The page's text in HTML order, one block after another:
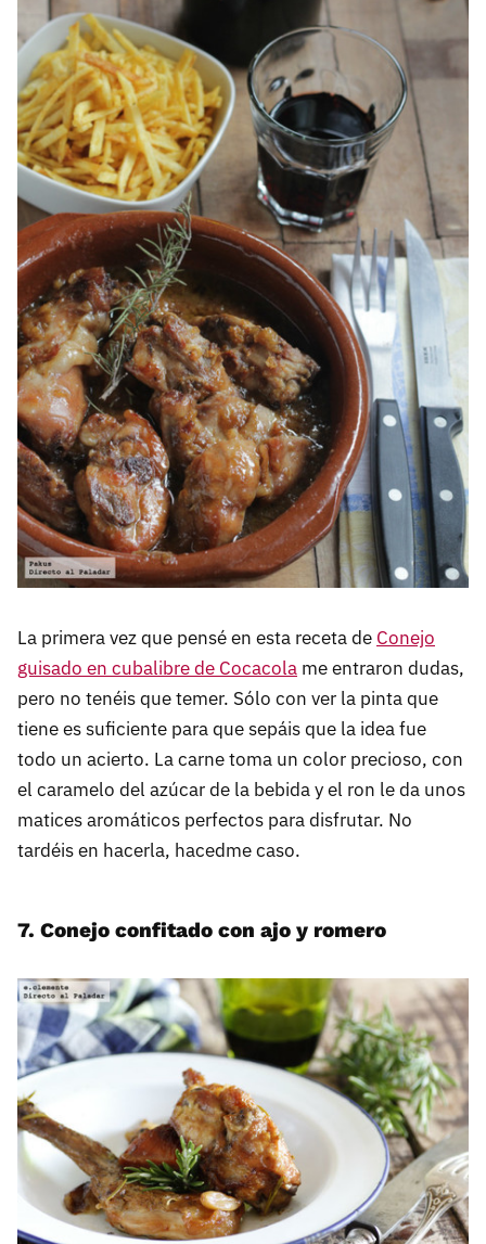
La primera vez que pensé en esta receta de Conejo
guisado en cubalibre de Cocacola me entraron dudas,
pero no tenéis que temer. Sólo con ver la pinta que
tiene es suficiente para que sepáis que la idea fue
todo un acierto. La carne toma un color precioso, con
el caramelo del azúcar de la bebida y el ron le da unos
matices aromáticos perfectos para disfrutar. No
tardéis en hacerla, hacedme caso.
7. Conejo confitado con ajo y romero